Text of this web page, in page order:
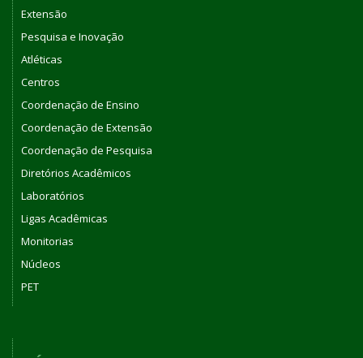
Extensão
Pesquisa e Inovação
Atléticas
Centros
Coordenação de Ensino
Coordenação de Extensão
Coordenação de Pesquisa
Diretórios Acadêmicos
Laboratórios
Ligas Acadêmicas
Monitorias
Núcleos
PET